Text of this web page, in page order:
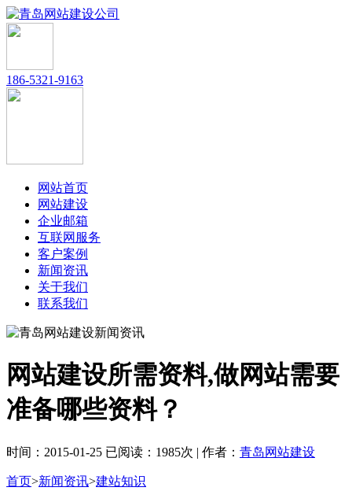
186-5321-9163
网站首页
网站建设
企业邮箱
互联网服务
客户案例
新闻资讯
关于我们
联系我们
网站建设所需资料,做网站需要
准备哪些资料？
时间：2015-01-25 已阅读：1985次 | 作者： 青岛网站建设
首页>新闻资讯>建站知识